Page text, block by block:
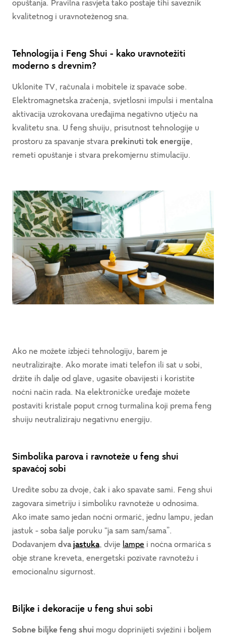
opuštanja. Pravilna rasvjeta tako postaje tihi saveznik
kvalitetnog i uravnoteženog sna.
Tehnologija i Feng Shui - kako uravnotežiti
moderno s drevnim?
Uklonite TV, računala i mobitele iz spavaće sobe.
Elektromagnetska zračenja, svjetlosni impulsi i mentalna
aktivacija uzrokovana uređajima negativno utječu na
kvalitetu sna. U feng shuiju, prisutnost tehnologije u
prostoru za spavanje stvara prekinuti tok energije,
remeti opuštanje i stvara prekomjernu stimulaciju.
Ako ne možete izbjeći tehnologiju, barem je
neutralizirajte. Ako morate imati telefon ili sat u sobi,
držite ih dalje od glave, ugasite obavijesti i koristite
noćni način rada. Na elektroničke uređaje možete
postaviti kristale poput crnog turmalina koji prema feng
shuiju neutraliziraju negativnu energiju.
Simbolika parova i ravnoteže u feng shui
spavaćoj sobi
Uredite sobu za dvoje, čak i ako spavate sami. Feng shui
zagovara simetriju i simboliku ravnoteže u odnosima.
Ako imate samo jedan noćni ormarić, jednu lampu, jedan
jastuk - soba šalje poruku “ja sam sam/sama”.
Dodavanjem dva jastuka, dvije lampe i noćna ormarića s
obje strane kreveta, energetski pozivate ravnotežu i
emocionalnu sigurnost.
Biljke i dekoracije u feng shui sobi
Sobne biljke feng shui mogu doprinijeti svježini i boljem